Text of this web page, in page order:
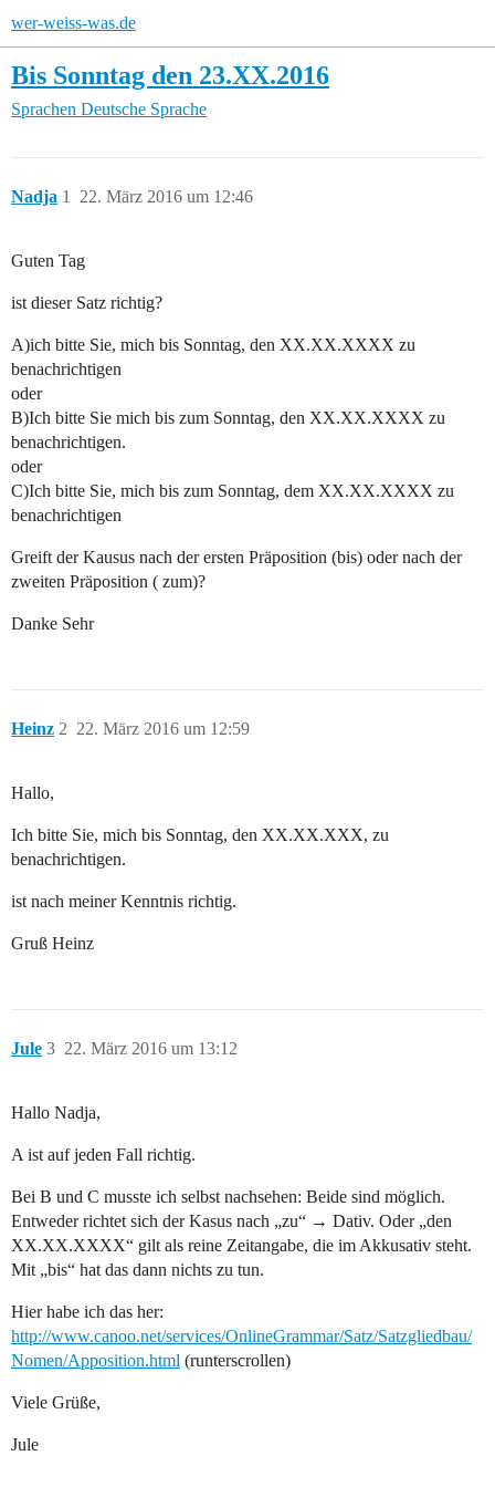
wer-weiss-was.de
Bis Sonntag den 23.XX.2016
Sprachen Deutsche Sprache
Nadja 22. März 2016 um 12:46
1
Guten Tag
ist dieser Satz richtig?
A)ich bitte Sie, mich bis Sonntag, den XX.XX.XXXX zu
benachrichtigen
oder
B)Ich bitte Sie mich bis zum Sonntag, den XX.XX.XXXX zu
benachrichtigen.
oder
C)Ich bitte Sie, mich bis zum Sonntag, dem XX.XX.XXXX zu
benachrichtigen
Greift der Kausus nach der ersten Präposition (bis) oder nach der
zweiten Präposition ( zum)?
Danke Sehr
Heinz 22. März 2016 um 12:59
2
Hallo,
Ich bitte Sie, mich bis Sonntag, den XX.XX.XXX, zu
benachrichtigen.
ist nach meiner Kenntnis richtig.
Gruß Heinz
Jule 22. März 2016 um 13:12
3
Hallo Nadja,
A ist auf jeden Fall richtig.
Bei B und C musste ich selbst nachsehen: Beide sind möglich.
Entweder richtet sich der Kasus nach „zu“ → Dativ. Oder „den
XX.XX.XXXX“ gilt als reine Zeitangabe, die im Akkusativ steht.
Mit „bis“ hat das dann nichts zu tun.
Hier habe ich das her:
http://www.canoo.net/services/OnlineGrammar/Satz/Satzgliedbau/
Nomen/Apposition.html (runterscrollen)
Viele Grüße,
Jule